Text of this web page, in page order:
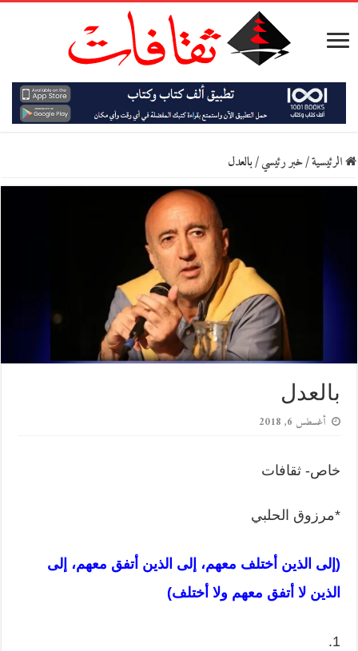
الرئيسية/خبر رئيسي/بالعدل
بالعدل
أغسطس 6, 2018
خاص- ثقافات
*مرزوق الحلبي
(إلى الذين أختلف معهم، إلى الذين أتفق معهم، إلى
الذين لا أتفق معهم ولا أختلف)
1.